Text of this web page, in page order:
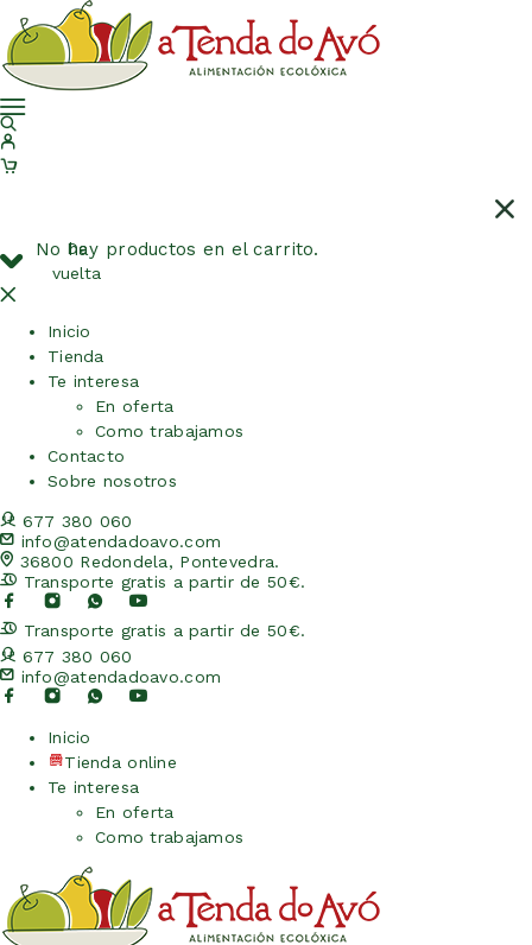
No hay productos en el carrito.
De
vuelta
Inicio
Tienda
Te interesa
En oferta
Como trabajamos
Contacto
Sobre nosotros
677 380 060
info@atendadoavo.com
36800 Redondela, Pontevedra.
Transporte gratis a partir de 50€.
Transporte gratis a partir de 50€.
677 380 060
info@atendadoavo.com
Inicio
Tienda online
Te interesa
En oferta
Como trabajamos